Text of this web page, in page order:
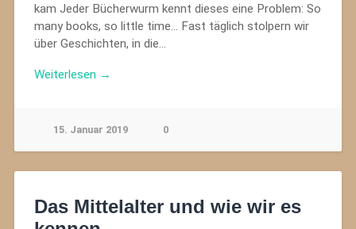
kam Jeder Bücherwurm kennt dieses eine Problem: So
many books, so little time… Fast täglich stolpern wir
über Geschichten, in die…
Weiterlesen →
15. Januar 2019 0
Das Mittelalter und wie wir es